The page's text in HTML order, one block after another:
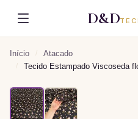
D&D
Início / Atacado
/ Tecido Estampado Viscoseda